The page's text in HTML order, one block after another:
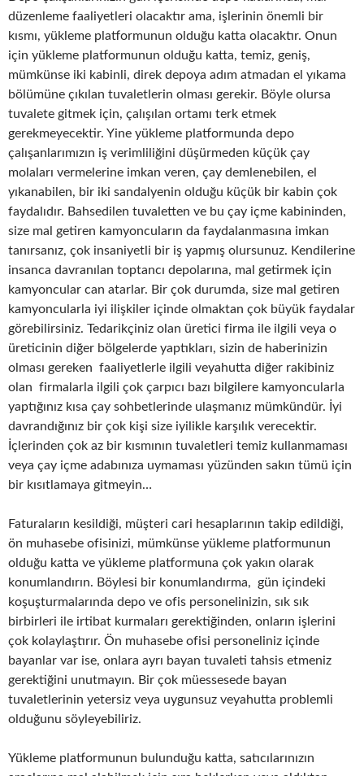
düzenleme faaliyetleri olacaktır ama, işlerinin önemli bir
kısmı, yükleme platformunun olduğu katta olacaktır. Onun
için yükleme platformunun olduğu katta, temiz, geniş,
mümkünse iki kabinli, direk depoya adım atmadan el yıkama
bölümüne çıkılan tuvaletlerin olması gerekir. Böyle olursa
tuvalete gitmek için, çalışılan ortamı terk etmek
gerekmeyecektir. Yine yükleme platformunda depo
çalışanlarımızın iş verimliliğini düşürmeden küçük çay
molaları vermelerine imkan veren, çay demlenebilen, el
yıkanabilen, bir iki sandalyenin olduğu küçük bir kabin çok
faydalıdır. Bahsedilen tuvaletten ve bu çay içme kabininden,
size mal getiren kamyoncuların da faydalanmasına imkan
tanırsanız, çok insaniyetli bir iş yapmış olursunuz. Kendilerine
insanca davranılan toptancı depolarına, mal getirmek için
kamyoncular can atarlar. Bir çok durumda, size mal getiren
kamyoncularla iyi ilişkiler içinde olmaktan çok büyük faydalar
görebilirsiniz. Tedarikçiniz olan üretici firma ile ilgili veya o
üreticinin diğer bölgelerde yaptıkları, sizin de haberinizin
olması gereken faaliyetlerle ilgili veyahutta diğer rakibiniz
olan firmalarla ilgili çok çarpıcı bazı bilgilere kamyoncularla
yaptığınız kısa çay sohbetlerinde ulaşmanız mümkündür. İyi
davrandığınız bir çok kişi size iyilikle karşılık verecektir.
İçlerinden çok az bir kısmının tuvaletleri temiz kullanmaması
veya çay içme adabınıza uymaması yüzünden sakın tümü için
bir kısıtlamaya gitmeyin…
Faturaların kesildiği, müşteri cari hesaplarının takip edildiği,
ön muhasebe ofisinizi, mümkünse yükleme platformunun
olduğu katta ve yükleme platformuna çok yakın olarak
konumlandırın. Böylesi bir konumlandırma, gün içindeki
koşuşturmalarında depo ve ofis personelinizin, sık sık
birbirleri ile irtibat kurmaları gerektiğinden, onların işlerini
çok kolaylaştırır. Ön muhasebe ofisi personeliniz içinde
bayanlar var ise, onlara ayrı bayan tuvaleti tahsis etmeniz
gerektiğini unutmayın. Bir çok müessesede bayan
tuvaletlerinin yetersiz veya uygunsuz veyahutta problemli
olduğunu söyleyebiliriz.
Yükleme platformunun bulunduğu katta, satıcılarınızın